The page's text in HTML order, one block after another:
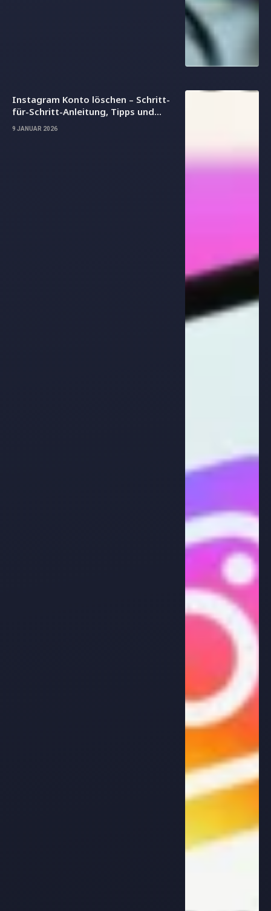
Instagram Konto löschen – Schritt-
für-Schritt-Anleitung, Tipps und
wichtige Hinweise
9 JANUAR 2026